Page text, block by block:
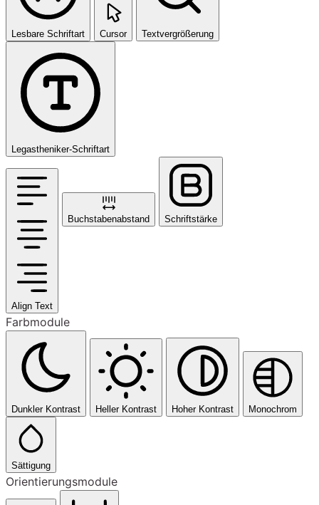
Lesbare Schriftart Cursor Textvergrößerung
Legastheniker-Schriftart
Align Text
Buchstabenabstand Schriftstärke
Farbmodule
Dunkler Kontrast Heller Kontrast Hoher Kontrast Monochrom
Sättigung
Orientierungsmodule